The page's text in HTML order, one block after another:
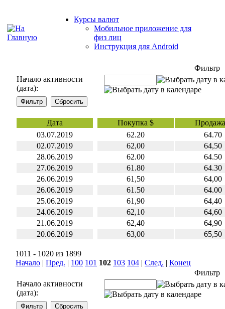
Курсы валют
Мобильное приложение для
физ лиц
Инструкция для Android
Фильтр
Начало активности
(дата):
Дата Покупка $
03.07.2019
62.20
64.70
02.07.2019
62,00
64,50
28.06.2019
62.00
64.50
27.06.2019
61.80
64.30
26.06.2019
61,50
64,00
26.06.2019
61.50
64.00
25.06.2019
61,90
64,40
24.06.2019
62,10
64,60
21.06.2019
62,40
64,90
20.06.2019
63,00 65,50
1011 - 1020 из 1899
Начало | Пред. | 100 101 102 103 104 | След. | Конец
Фильтр
Начало активности
(дата):